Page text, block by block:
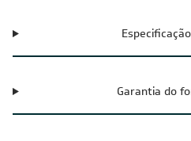
Garantia do